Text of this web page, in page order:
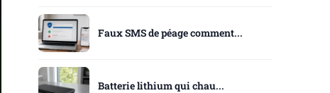
Faux SMS de péage comment...
Batterie lithium qui chau...